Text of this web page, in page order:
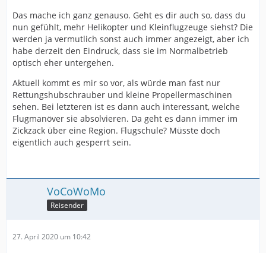
Das mache ich ganz genauso. Geht es dir auch so, dass du
nun gefühlt, mehr Helikopter und Kleinflugzeuge siehst? Die
werden ja vermutlich sonst auch immer angezeigt, aber ich
habe derzeit den Eindruck, dass sie im Normalbetrieb
optisch eher untergehen.
Aktuell kommt es mir so vor, als würde man fast nur
Rettungshubschrauber und kleine Propellermaschinen
sehen. Bei letzteren ist es dann auch interessant, welche
Flugmanöver sie absolvieren. Da geht es dann immer im
Zickzack über eine Region. Flugschule? Müsste doch
eigentlich auch gesperrt sein.
VoCoWoMo
Reisender
27. April 2020 um 10:42